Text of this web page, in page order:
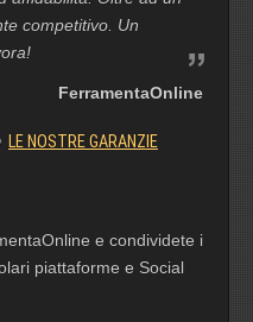
competitivo. Un
FerramentaOnline
LE NOSTRE GARANZIE
e condividete i
piattaforme e Social